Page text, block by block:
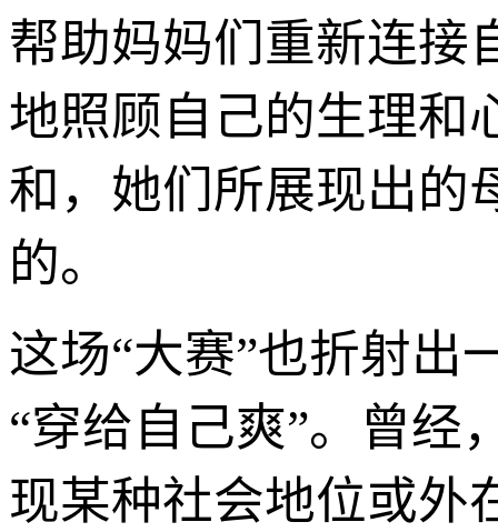
帮助妈妈们重新连接
地照顾自己的生理和
和，她们所展现出的
的。
这场“大赛”也折射出
“穿给自己爽”。曾经
现某种社会地位或外